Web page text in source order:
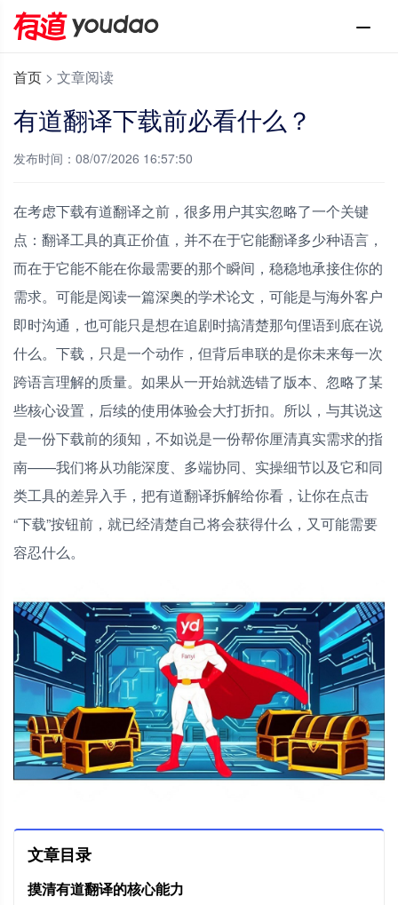
首页 > 文章阅读
有道翻译下载前必看什么？
发布时间：08/07/2026 16:57:50
在考虑下载有道翻译之前，很多用户其实忽略了一个关键
点：翻译工具的真正价值，并不在于它能翻译多少种语言，
而在于它能不能在你最需要的那个瞬间，稳稳地承接住你的
需求。可能是阅读一篇深奥的学术论文，可能是与海外客户
即时沟通，也可能只是想在追剧时搞清楚那句俚语到底在说
什么。下载，只是一个动作，但背后串联的是你未来每一次
跨语言理解的质量。如果从一开始就选错了版本、忽略了某
些核心设置，后续的使用体验会大打折扣。所以，与其说这
是一份下载前的须知，不如说是一份帮你厘清真实需求的指
南——我们将从功能深度、多端协同、实操细节以及它和同
类工具的差异入手，把有道翻译拆解给你看，让你在点击
“下载”按钮前，就已经清楚自己将会获得什么，又可能需要
容忍什么。
文章目录
摸清有道翻译的核心能力